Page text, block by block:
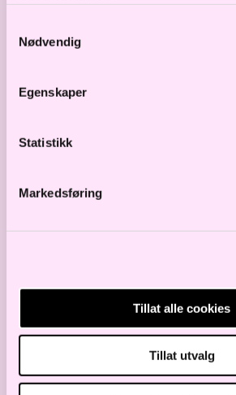
Nødvendig
Egenskaper
Statistikk
Markedsføring
Tillat alle cookies
Tillat utvalg
Construction, Electricity and
Les også